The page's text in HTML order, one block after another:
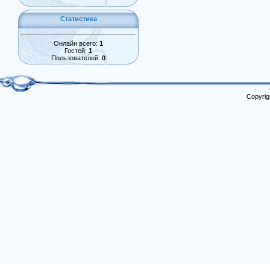
Статистика
Онлайн всего: 1
Гостей: 1
Пользователей: 0